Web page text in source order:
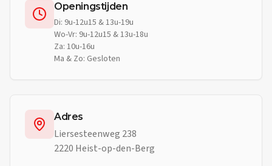
Openingstijden
Di: 9u-12u15 & 13u-19u
Wo-Vr: 9u-12u15 & 13u-18u
Za: 10u-16u
Ma & Zo: Gesloten
Adres
Liersesteenweg 238
2220 Heist-op-den-Berg